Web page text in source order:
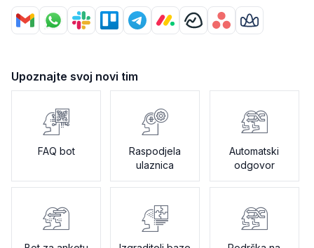
Upoznajte svoj novi tim
FAQ bot
Raspodjela
ulaznica
Automatski
odgovor